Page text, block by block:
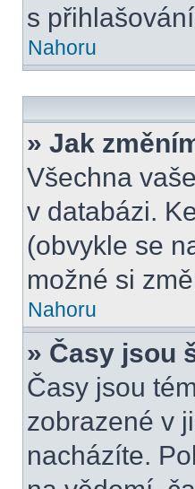
s
Nahoru
» Jak
Všechna
v databázi.
(obvykle se
možné si
Nahoru
» Časy jsou
Časy jsou
zobrazené v
nacházíte.